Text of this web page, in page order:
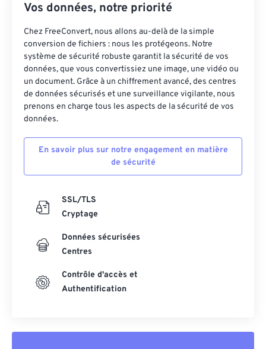
Vos données, notre priorité
Chez FreeConvert, nous allons au-delà de la simple
conversion de fichiers : nous les protégeons. Notre
système de sécurité robuste garantit la sécurité de vos
données, que vous convertissiez une image, une vidéo ou
un document. Grâce à un chiffrement avancé, des centres
de données sécurisés et une surveillance vigilante, nous
prenons en charge tous les aspects de la sécurité de vos
données.
En savoir plus sur notre engagement en matière
de sécurité
SSL/TLS
Cryptage
Données sécurisées
Centres
Contrôle d'accès et
Authentification